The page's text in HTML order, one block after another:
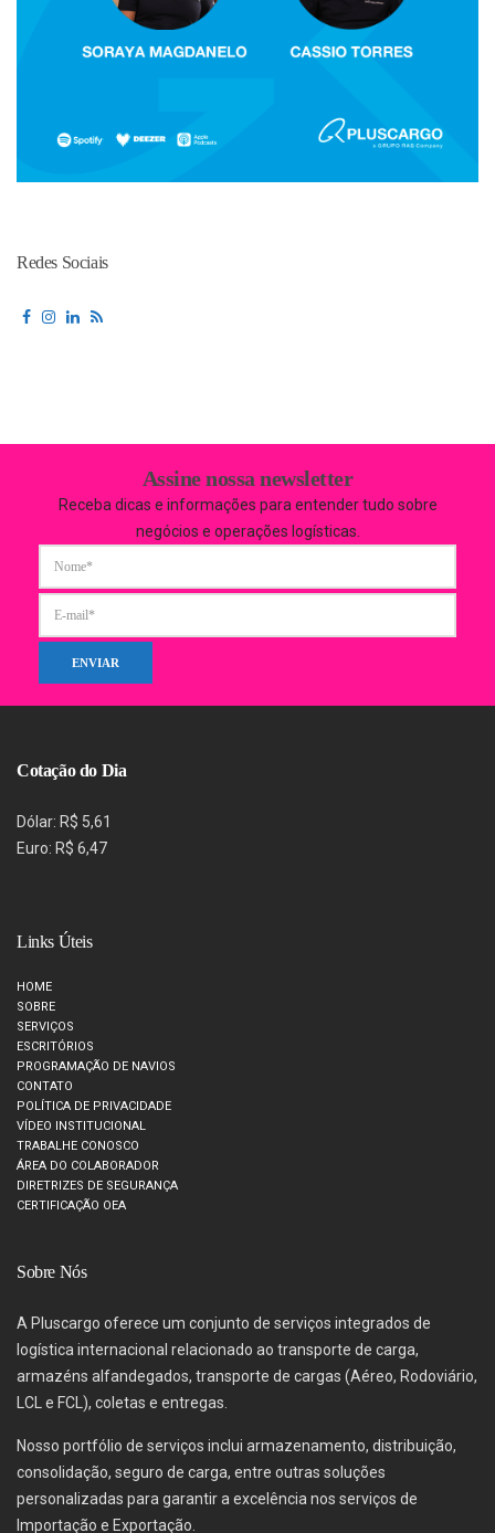
Redes Sociais
Assine nossa newsletter
Receba dicas e informações para entender tudo sobre
negócios e operações logísticas.
Cotação do Dia
Dólar: R$ 5,61
Euro: R$ 6,47
Links Úteis
HOME
SOBRE
SERVIÇOS
ESCRITÓRIOS
PROGRAMAÇÃO DE NAVIOS
CONTATO
POLÍTICA DE PRIVACIDADE
VÍDEO INSTITUCIONAL
TRABALHE CONOSCO
ÁREA DO COLABORADOR
DIRETRIZES DE SEGURANÇA
CERTIFICAÇÃO OEA
Sobre Nós
A Pluscargo oferece um conjunto de serviços integrados de
logística internacional relacionado ao transporte de carga,
armazéns alfandegados, transporte de cargas (Aéreo, Rodoviário,
LCL e FCL), coletas e entregas.
Nosso portfólio de serviços inclui armazenamento, distribuição,
consolidação, seguro de carga, entre outras soluções
personalizadas para garantir a excelência nos serviços de
Importação e Exportação.